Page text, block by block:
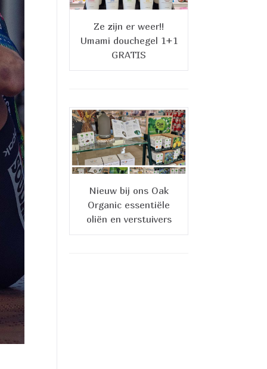
Ze zijn er weer!!
Umami douchegel 1+1
GRATIS
Nieuw bij ons Oak
Organic essentiële
oliën en verstuivers